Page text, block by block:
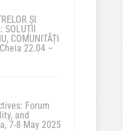
ȘI
SOLUȚII
COMUNITĂȚI
22.04 –
Forum
and
7-8 May 2025